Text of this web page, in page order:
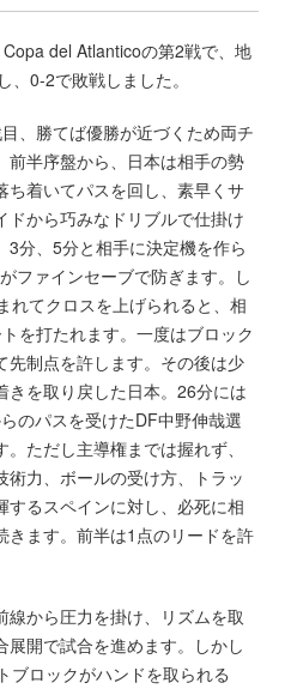
del Atlanticoの第2戦で、地
0-2で敗戦しました。
、勝てば優勝が近づくため両チ
前半序盤から、日本は相手の勢
ち着いてパスを回し、素早くサ
ドから巧みなドリブルで仕掛け
分、5分と相手に決定機を作ら
ファインセーブで防ぎます。し
れてクロスを上げられると、相
を打たれます。一度はブロック
先制点を許します。その後は少
きを取り戻した日本。26分には
のパスを受けたDF中野伸哉選
ただし主導権までは握れず、
術力、ボールの受け方、トラッ
するスペインに対し、必死に相
きます。前半は1点のリードを許
から圧力を掛け、リズムを取
展開で試合を進めます。しかし
ブロックがハンドを取られる